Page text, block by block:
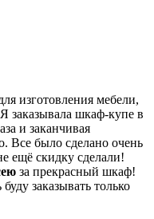
изготовления мебели,
заказывала шкаф-купе в
и заканчивая
Все было сделано очень
ещё скидку сделали!
за прекрасный шкаф!
заказывать только